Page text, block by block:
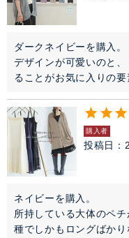
ダークネイビーを購入。
デザインが可愛いのと
ることがお気に入りの要
購入者
投稿日
ネイビーを購入。
所持している大体のペ
種でしかもロングばか